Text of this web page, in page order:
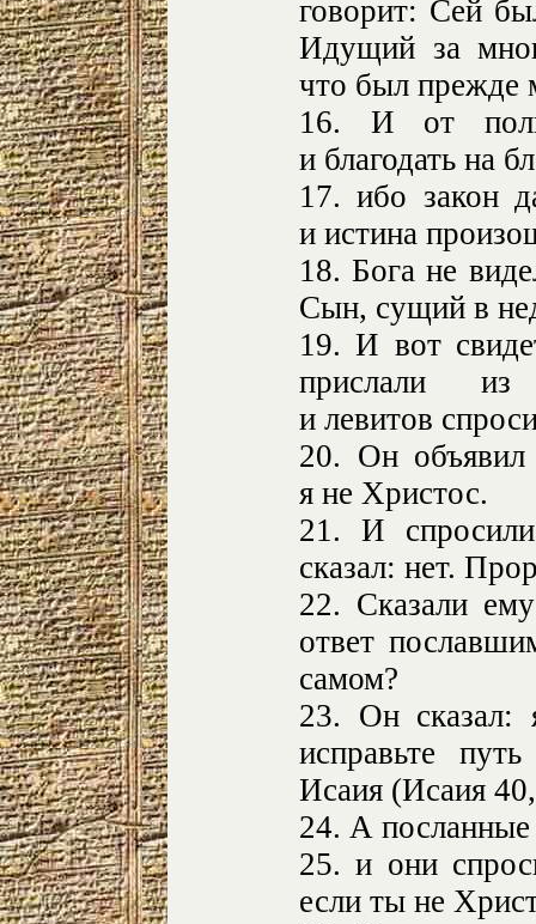
говорит: Сей
Идущий за
что был прежде
16. И от
и благодать на
17. ибо закон
и истина
18. Бога не
Сын, сущий в
19. И вот
прислали из
и левитов
20. Он объявил
я не Христос.
21. И
сказал: нет.
22. Сказали
ответ
самом?
23. Он сказал:
исправьте
Исаия (Исаия
24. А
25. и они
если ты не